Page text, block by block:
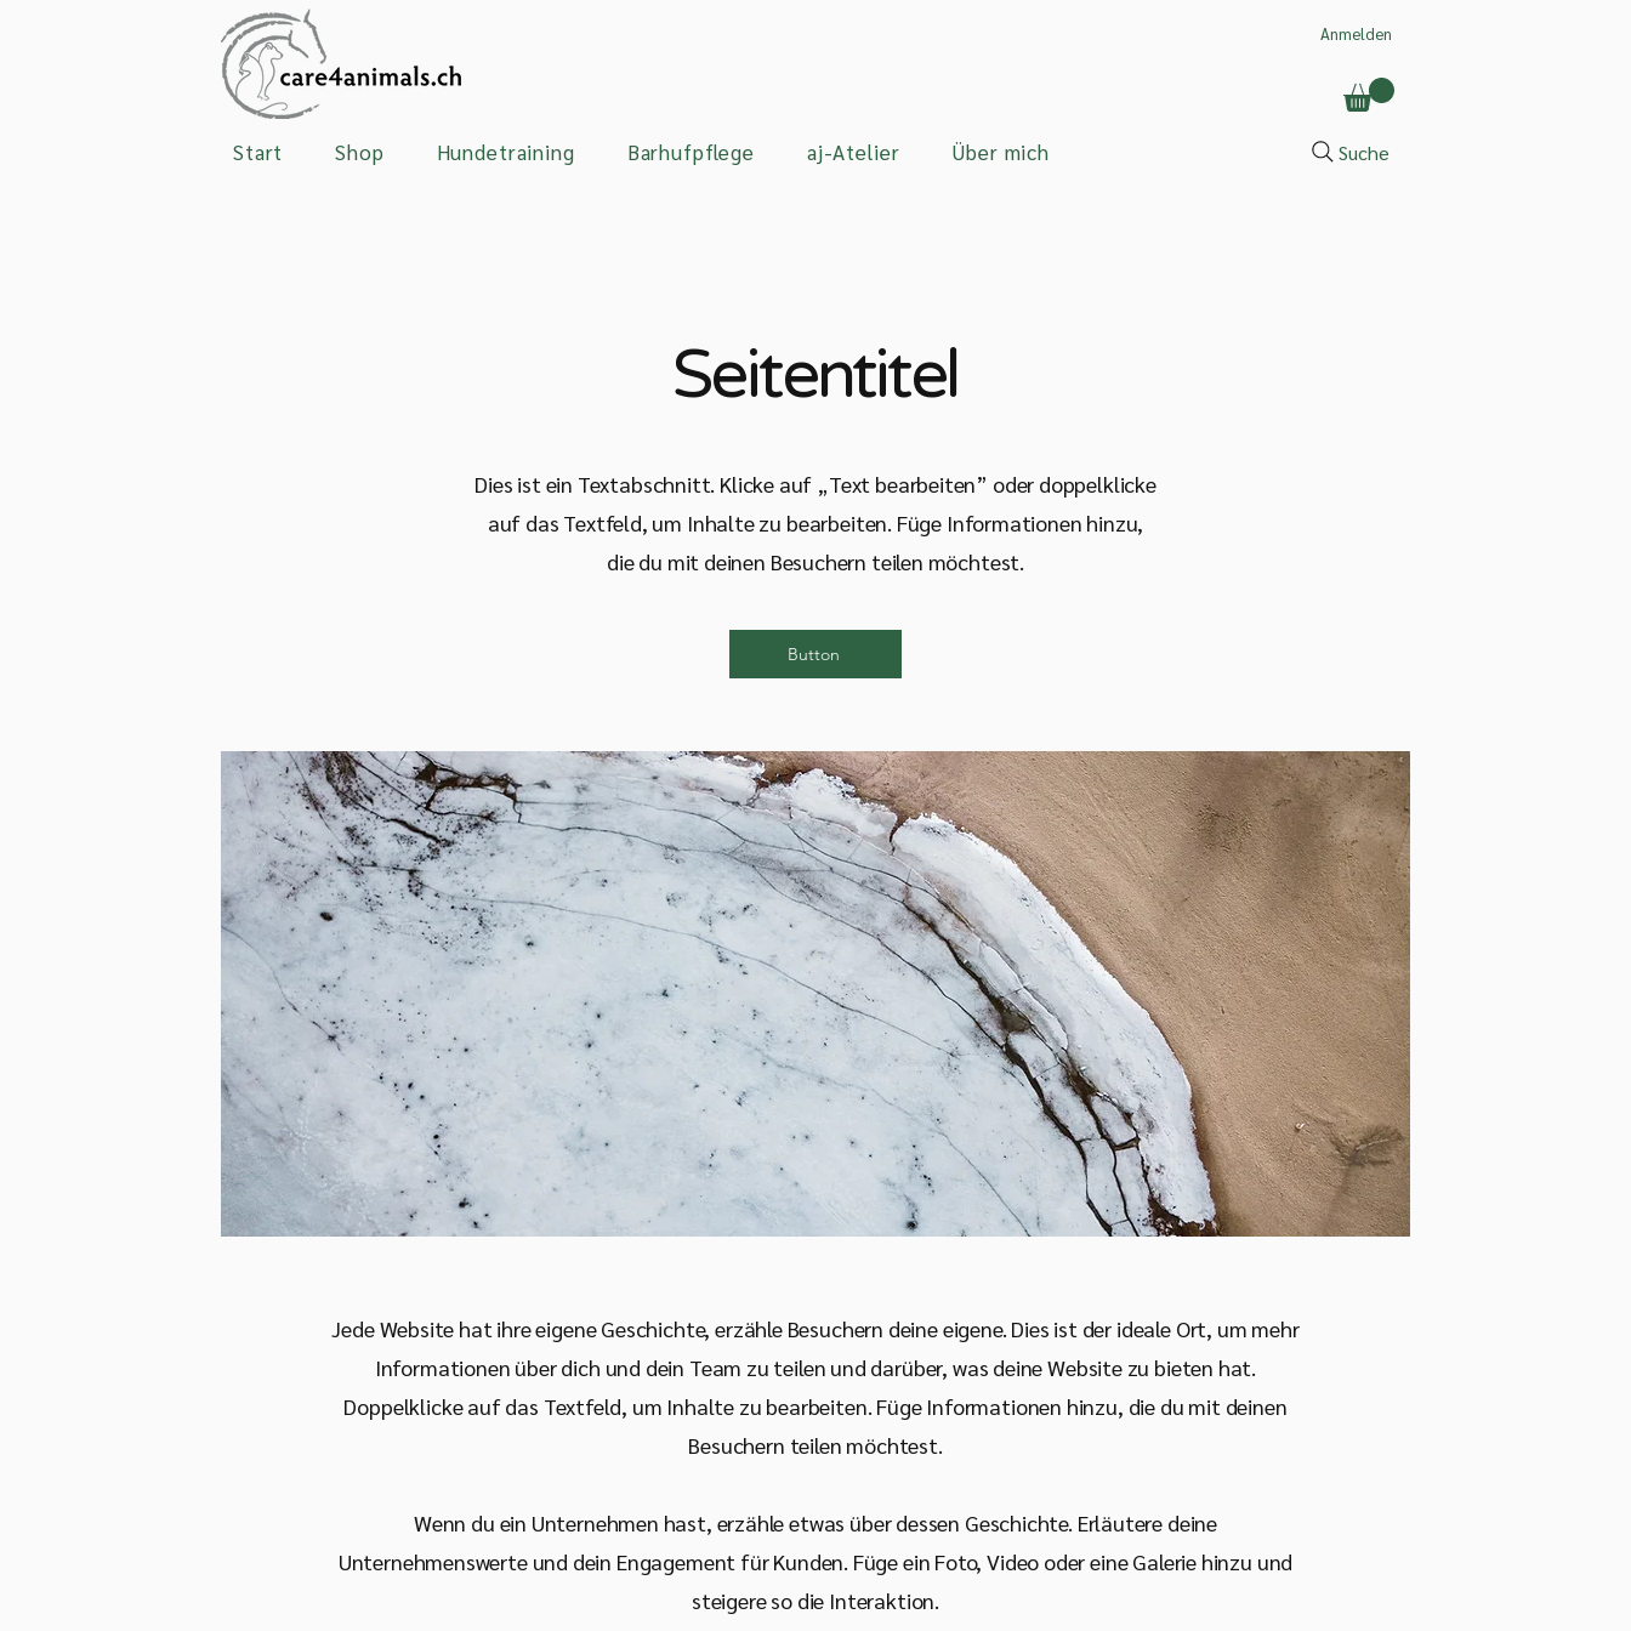
Start Shop Hundetraining Barhufpflege aj-Atelier Über mich
Anmelden
Suche
Seitentitel
Dies ist ein Textabschnitt. Klicke auf „Text bearbeiten” oder doppelklicke
auf das Textfeld, um Inhalte zu bearbeiten. Füge Informationen hinzu,
die du mit deinen Besuchern teilen möchtest.
Button
Jede Website hat ihre eigene Geschichte, erzähle Besuchern deine eigene. Dies ist der ideale Ort, um mehr
Informationen über dich und dein Team zu teilen und darüber, was deine Website zu bieten hat.
Doppelklicke auf das Textfeld, um Inhalte zu bearbeiten. Füge Informationen hinzu, die du mit deinen
Besuchern teilen möchtest.
Wenn du ein Unternehmen hast, erzähle etwas über dessen Geschichte. Erläutere deine
Unternehmenswerte und dein Engagement für Kunden. Füge ein Foto, Video oder eine Galerie hinzu und
steigere so die Interaktion.